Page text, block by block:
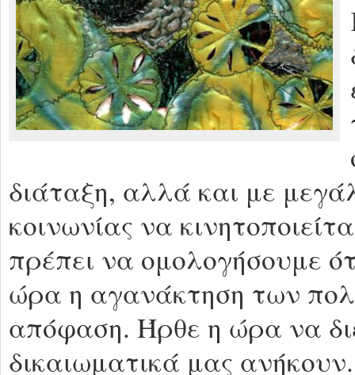
διάταξη, αλλά και με
κοινωνίας να
πρέπει να ομολογήσουμε
ώρα η αγανάκτηση των
απόφαση. Ήρθε η ώρα να
δικαιωματικά μας